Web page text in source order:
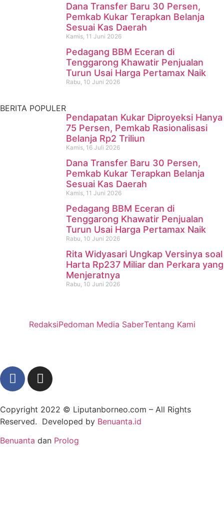
Dana Transfer Baru 30 Persen,
Pemkab Kukar Terapkan Belanja
Sesuai Kas Daerah
Kamis, 11 Juni 2026
Pedagang BBM Eceran di
Tenggarong Khawatir Penjualan
Turun Usai Harga Pertamax Naik
Rabu, 10 Juni 2026
Pencari Ikan yang Hilang di
Mangkurawang Ditemukan
Meninggal di Sungai
Mahakam
BERITA POPULER
Pendapatan Kukar Diproyeksi Hanya
75 Persen, Pemkab Rasionalisasi
Belanja Rp2 Triliun
Kamis, 16 Juli 2026
Dana Transfer Baru 30 Persen,
Pemkab Kukar Terapkan Belanja
Sesuai Kas Daerah
Kamis, 11 Juni 2026
Pedagang BBM Eceran di
Tenggarong Khawatir Penjualan
Turun Usai Harga Pertamax Naik
Rabu, 10 Juni 2026
Rita Widyasari Ungkap Versinya soal
Harta Rp237 Miliar dan Perkara yang
Menjeratnya
Rabu, 10 Juni 2026
RedaksiPedoman Media SaberTentang Kami
Copyright 2022 © Liputanborneo.com – All Rights
Reserved. Developed by Benuanta.id
Benuanta dan Prolog